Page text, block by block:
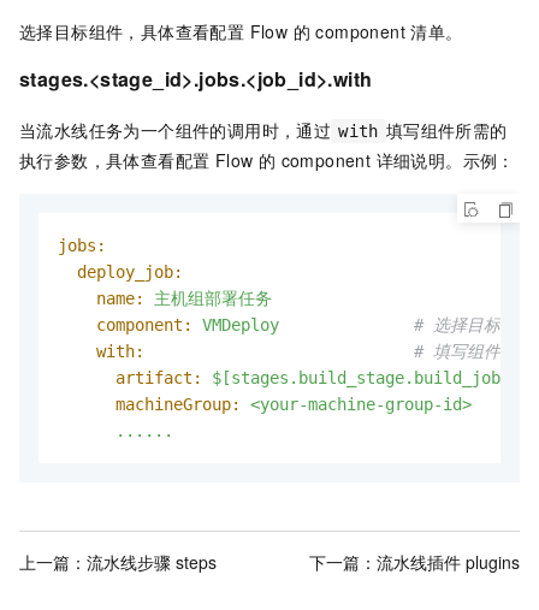
选择目标组件，具体查看配置 Flow 的 component 清单。
stages.<stage_id>.jobs.<job_id>.with
当流水线任务为一个组件的调用时，通过 with 填写组件所需的
执行参数，具体查看配置 Flow 的 component 详细说明。示例：
jobs:
deploy_job:
name:
主机组部署任务
component:
VMDeploy
# 选择目标组件
with:
# 填写组件的参
artifact:
machineGroup:
<your-machine-group-id>
......
上一篇： 流水线步骤 steps 下一篇： 流水线插件 plugins